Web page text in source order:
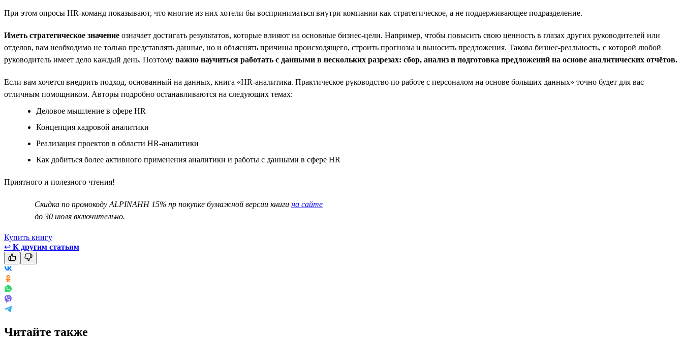
При этом опросы HR-команд показывают, что многие из них хотели бы восприниматься внутри компании как стратегическое, а не поддерживающее подразделение.
Иметь стратегическое значение означает достигать результатов, которые влияют на основные бизнес-цели. Например, чтобы повысить свою ценность в глазах других руководителей или
отделов, вам необходимо не только представлять данные, но и объяснять причины происходящего, строить прогнозы и выносить предложения. Такова бизнес-реальность, с которой любой
руководитель имеет дело каждый день. Поэтому важно научиться работать с данными в нескольких разрезах: сбор, анализ и подготовка предложений на основе аналитических отчётов.
Если вам хочется внедрить подход, основанный на данных, книга «HR-аналитика. Практическое руководство по работе с персоналом на основе больших данных» точно будет для вас
отличным помощником. Авторы подробно останавливаются на следующих темах:
Деловое мышление в сфере HR
Концепция кадровой аналитики
Реализация проектов в области HR-аналитики
Как добиться более активного применения аналитики и работы с данными в сфере HR
Приятного и полезного чтения!
Скидка по промокоду ALPINAHH 15% пр покупке бумажной версии книги на сайте
до 30 июля включительно.
Купить книгу
↩ К другим статьям
Читайте также